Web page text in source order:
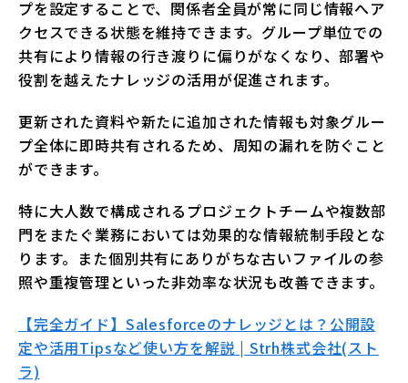
プを設定することで、関係者全員が常に同じ情報へア
クセスできる状態を維持できます。グループ単位での
共有により情報の行き渡りに偏りがなくなり、部署や
役割を越えたナレッジの活用が促進されます。
更新された資料や新たに追加された情報も対象グルー
プ全体に即時共有されるため、周知の漏れを防ぐこと
ができます。
特に大人数で構成されるプロジェクトチームや複数部
門をまたぐ業務においては効果的な情報統制手段とな
ります。また個別共有にありがちな古いファイルの参
照や重複管理といった非効率な状況も改善できます。
【完全ガイド】Salesforceのナレッジとは？公開設
定や活用Tipsなど使い方を解説 | Strh株式会社(スト
ラ)